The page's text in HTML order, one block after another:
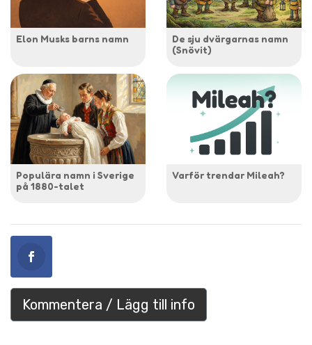
Elon Musks barns namn
De sju dvärgarnas namn
(Snövit)
Populära namn i Sverige
på 1880-talet
Varför trendar Mileah?
Kommentera / Lägg till info